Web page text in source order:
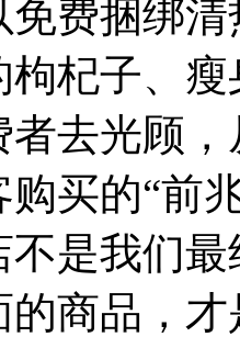
免费捆绑
杞子、
者去光顾
买的“前
我们最
商品，